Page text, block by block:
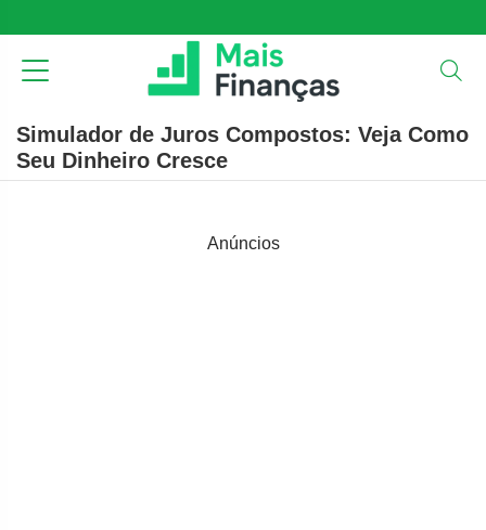
Simulador de Juros Compostos: Veja Como
Seu Dinheiro Cresce
Anúncios